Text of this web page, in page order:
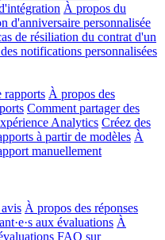
À propos du
d'anniversaire personnalisée
de résiliation du contrat d'un
notifications personnalisées
rapports À propos des
Comment partager des
Analytics Créez des
à partir de modèles À
manuellement
À propos des réponses
aux évaluations À
FAQ sur